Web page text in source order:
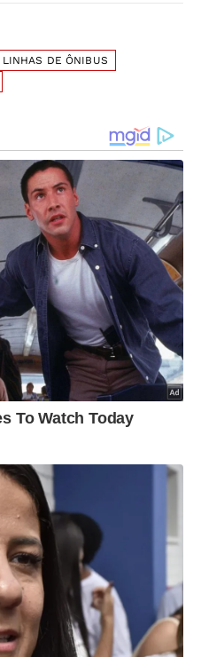
LINHAS DE ÔNIBUS